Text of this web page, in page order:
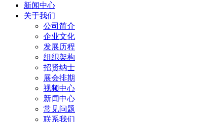
新闻中心
关于我们
公司简介
企业文化
发展历程
组织架构
招贤纳士
展会排期
视频中心
新闻中心
常见问题
联系我们